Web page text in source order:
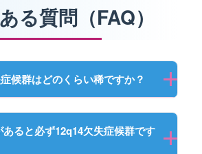
る質問（FAQ）
候群はどのくらい稀ですか？
ると必ず12q14欠失症候群です